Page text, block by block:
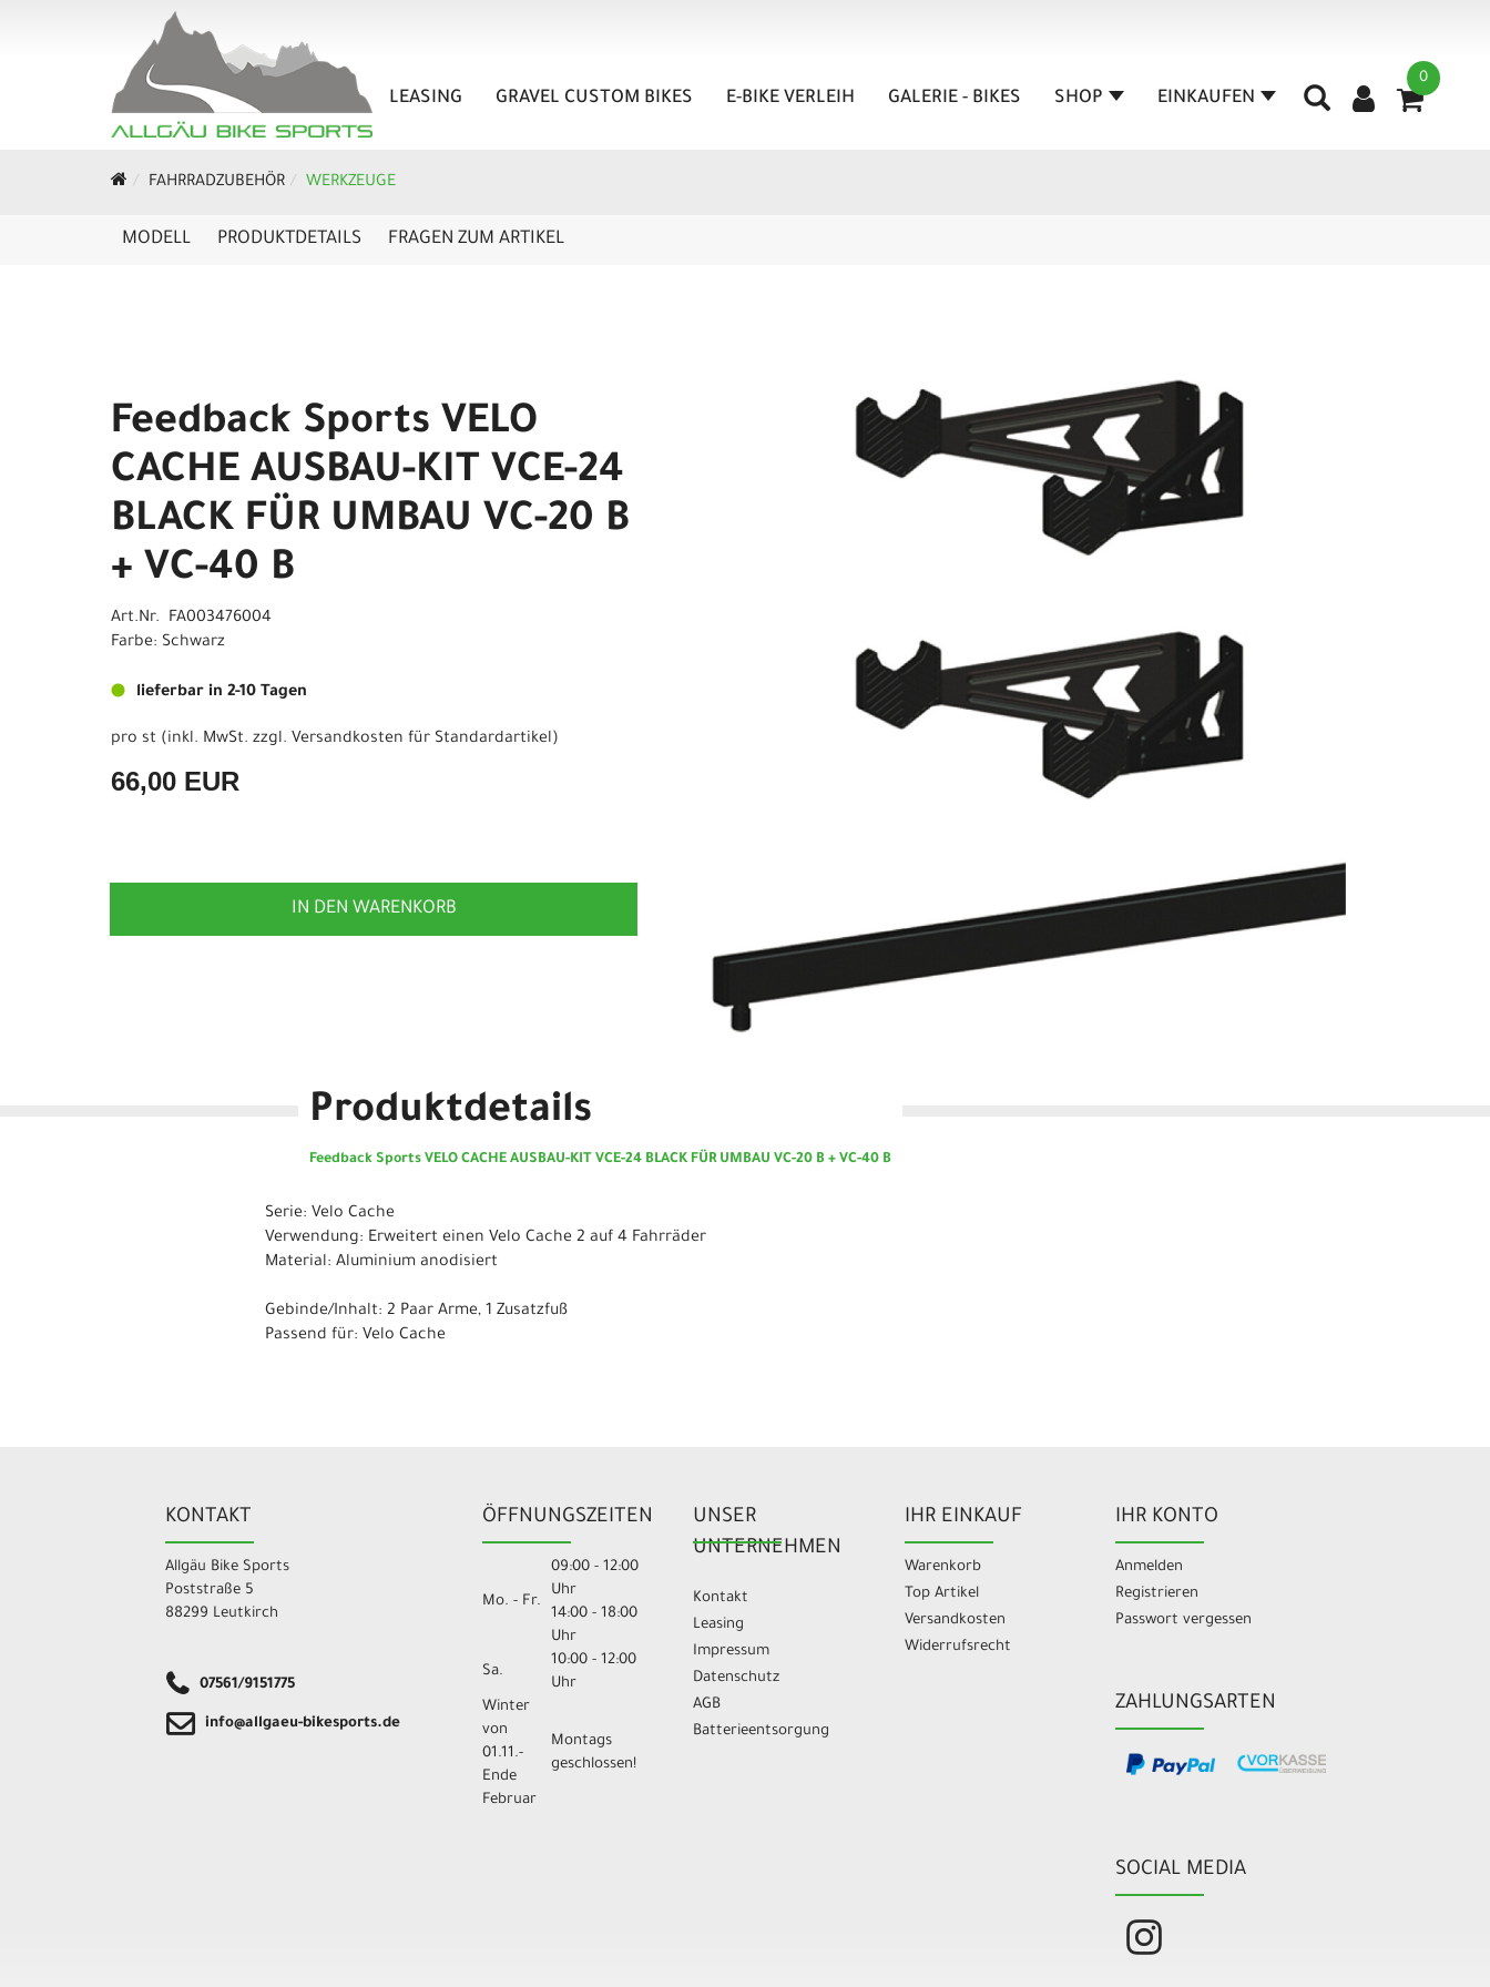
0
LEASING GRAVEL CUSTOM BIKES E-BIKE VERLEIH GALERIE - BIKES SHOP EINKAUFEN
FAHRRADZUBEHÖR WERKZEUGE
MODELL PRODUKTDETAILS FRAGEN ZUM ARTIKEL
Feedback Sports VELO
CACHE AUSBAU-KIT VCE-24
BLACK FÜR UMBAU VC-20 B
+ VC-40 B
Art.Nr. FA003476004
Farbe: Schwarz
lieferbar in 2-10 Tagen
pro st (inkl. MwSt. zzgl. Versandkosten für Standardartikel)
66,00 EUR
IN DEN WARENKORB
Produktdetails
Feedback Sports VELO CACHE AUSBAU-KIT VCE-24 BLACK FÜR UMBAU VC-20 B + VC-40 B
Serie: Velo Cache
Verwendung: Erweitert einen Velo Cache 2 auf 4 Fahrräder
Material: Aluminium anodisiert
Gebinde/Inhalt: 2 Paar Arme, 1 Zusatzfuß
Passend für: Velo Cache
KONTAKT
Allgäu Bike Sports
Poststraße 5
88299 Leutkirch
07561/9151775
info@allgaeu-bikesports.de
ÖFFNUNGSZEITEN
Mo. - Fr.
09:00 - 12:00
Uhr
14:00 - 18:00
Uhr
Sa.
10:00 - 12:00
Uhr
Winter
von
01.11.-
Ende
Februar
Montags
geschlossen!
UNSER
UNTERNEHMEN
Kontakt
Leasing
Impressum
Datenschutz
AGB
Batterieentsorgung
IHR EINKAUF
Warenkorb
Top Artikel
Versandkosten
Widerrufsrecht
IHR KONTO
Anmelden
Registrieren
Passwort vergessen
ZAHLUNGSARTEN
SOCIAL MEDIA